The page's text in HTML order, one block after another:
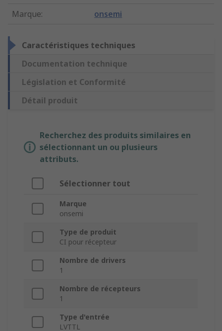
Marque: onsemi
Caractéristiques techniques
Documentation technique
Législation et Conformité
Détail produit
Recherchez des produits similaires en
sélectionnant un ou plusieurs
attributs.
Sélectionner tout
Marque
onsemi
Type de produit
CI pour récepteur
Nombre de drivers
1
Nombre de récepteurs
1
Type d'entrée
LVTTL